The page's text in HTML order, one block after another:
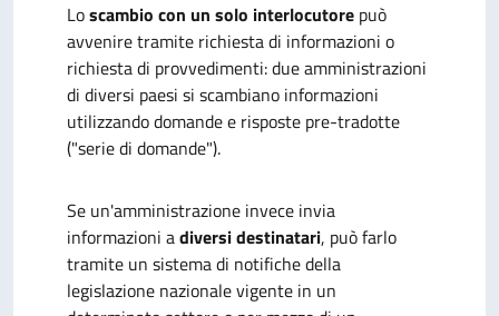
Loscambio con un solo interlocutore può
avvenire tramite richiesta di informazioni o
richiesta di provvedimenti: due amministrazioni
di diversi paesi si scambiano informazioni
utilizzando domande e risposte pre-tradotte
("serie di domande").
Se un'amministrazione invece invia
informazioni adiversi destinatari, può farlo
tramite un sistema di notifiche della
legislazione nazionale vigente in un